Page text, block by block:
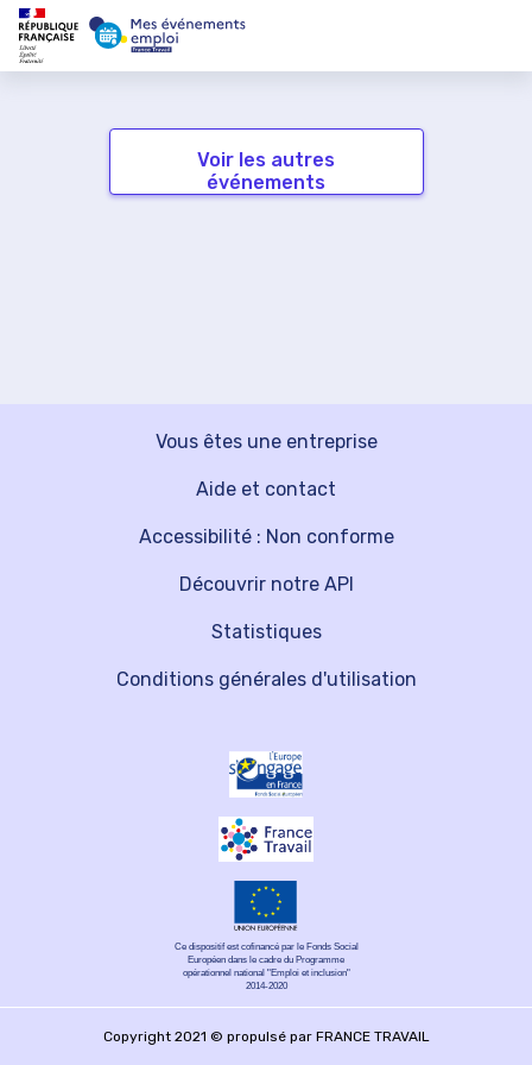
Voir les autres
événements
Vous êtes une entreprise
Découvrir notre API
Aide et contact
Statistiques
Accessibilité : Non conforme
Conditions générales d'utilisation
Ce dispositif est cofinancé par le Fonds Social
Européen dans le cadre du Programme
opérationnel national "Emploi et inclusion"
2014-2020
Copyright 2021 © propulsé par FRANCE TRAVAIL